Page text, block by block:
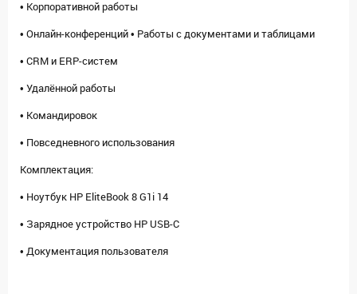
• Корпоративной работы
• Онлайн-конференций • Работы с документами и таблицами
• CRM и ERP-систем
• Удалённой работы
• Командировок
• Повседневного использования
Комплектация:
• Ноутбук HP EliteBook 8 G1i 14
• Зарядное устройство HP USB-C
• Документация пользователя